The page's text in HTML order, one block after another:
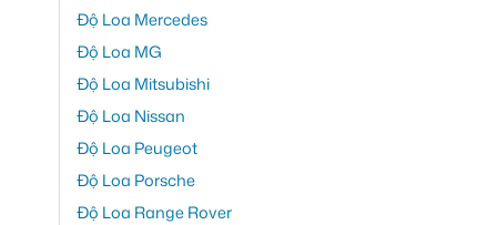
Độ Loa Mercedes
Độ Loa MG
Độ Loa Mitsubishi
Độ Loa Nissan
Độ Loa Peugeot
Độ Loa Porsche
Độ Loa Range Rover